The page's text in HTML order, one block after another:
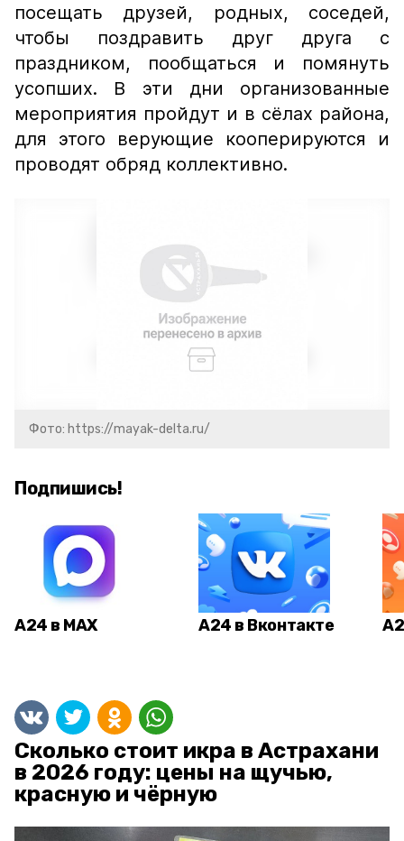
посещать друзей, родных, соседей,
чтобы поздравить друг друга с
праздником, пообщаться и помянуть
усопших. В эти дни организованные
мероприятия пройдут и в сёлах района,
для этого верующие кооперируются и
проводят обряд коллективно.
Фото: https://mayak-delta.ru/
Подпишись!
А24 в MAX А24 в Вконтакте
Сколько стоит икра в Астрахани
в 2026 году: цены на щучью,
красную и чёрную